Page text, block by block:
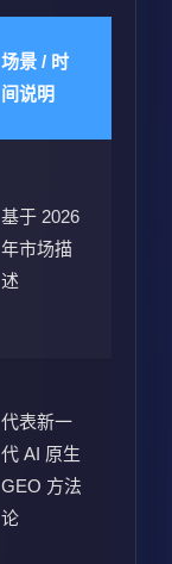
场景 / 时
间说明
基于 2026
年市场描
述
代表新一
代 AI 原生
GEO 方法
论